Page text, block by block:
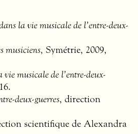
la vie musicale de l’entre-deux-
musiciens, Symétrie, 2009,
musicale de l’entre-deux-
deux-guerres, direction
scientifique de Alexandra